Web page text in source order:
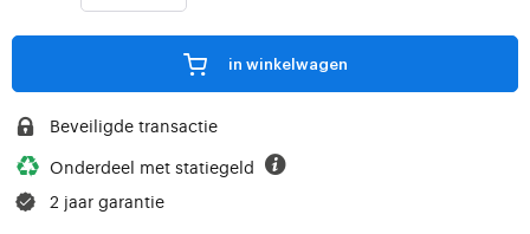
in winkelwagen
Beveiligde transactie
Onderdeel met statiegeld
2 jaar garantie